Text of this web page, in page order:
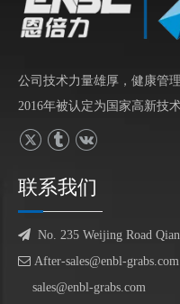
公司技术力量雄厚，健康管
2016年被认定为国家高新技术
联系我们
 No. 235 Weijing Road
 After-sales@enbl-grabs.com
sales@enbl-grabs.com